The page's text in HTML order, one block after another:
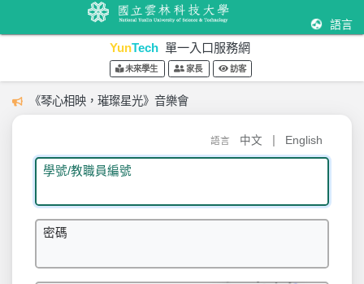
語言
YunTech 單一入口服務網
未來學生 家長 訪客
《琴心相映，璀璨星光》音樂會
語言 中文 English
學號/教職員編號
密碼